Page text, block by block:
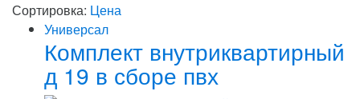
Сортировка: Цена
Универсал
Комплект внутриквартирный
д 19 в сборе пвх